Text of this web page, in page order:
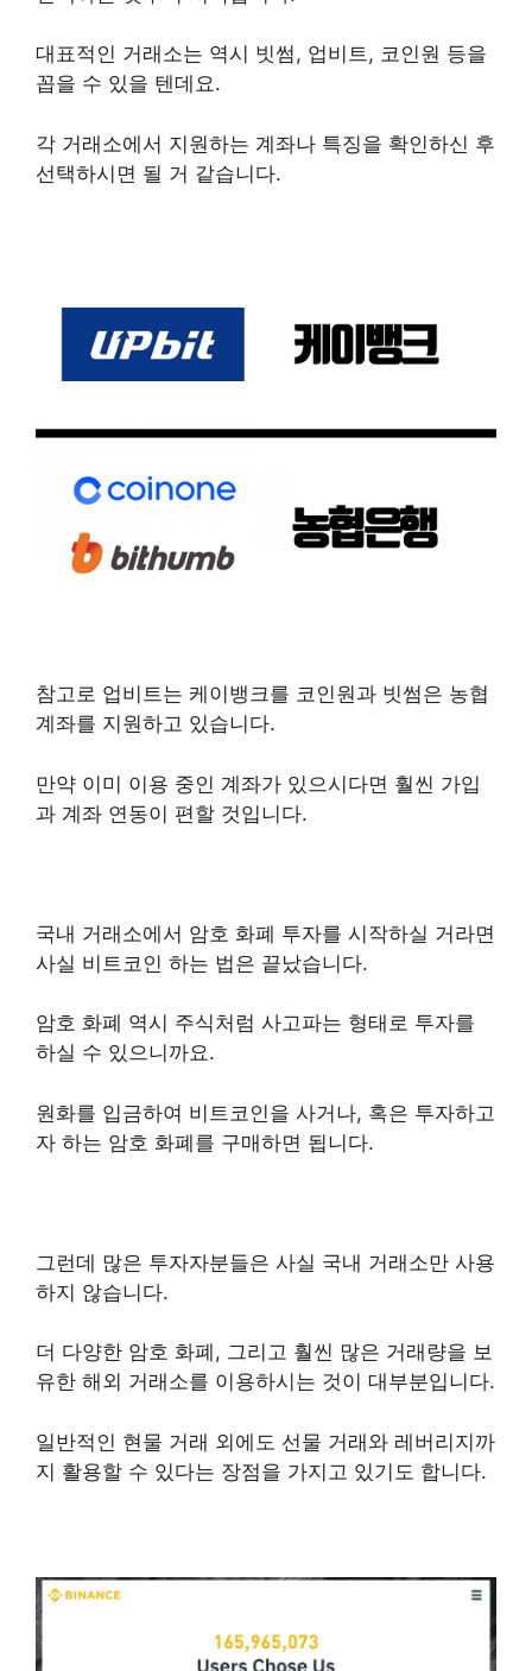
대표적인 거래소는 역시 빗썸, 업비트, 코인원 등을
꼽을 수 있을 텐데요.
각 거래소에서 지원하는 계좌나 특징을 확인하신 후
선택하시면 될 거 같습니다.
참고로 업비트는 케이뱅크를 코인원과 빗썸은 농협
계좌를 지원하고 있습니다.
만약 이미 이용 중인 계좌가 있으시다면 훨씬 가입
과 계좌 연동이 편할 것입니다.
국내 거래소에서 암호 화폐 투자를 시작하실 거라면
사실 비트코인 하는 법은 끝났습니다.
암호 화폐 역시 주식처럼 사고파는 형태로 투자를
하실 수 있으니까요.
원화를 입금하여 비트코인을 사거나, 혹은 투자하고
자 하는 암호 화폐를 구매하면 됩니다.
그런데 많은 투자자분들은 사실 국내 거래소만 사용
하지 않습니다.
더 다양한 암호 화폐, 그리고 훨씬 많은 거래량을 보
유한 해외 거래소를 이용하시는 것이 대부분입니다.
일반적인 현물 거래 외에도 선물 거래와 레버리지까
지 활용할 수 있다는 장점을 가지고 있기도 합니다.